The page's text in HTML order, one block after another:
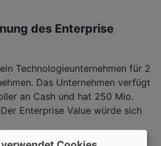
des Enterprise
Technologieunternehmen für 2
Das Unternehmen verfügt
an Cash und hat 250 Mio.
Enterprise Value würde sich